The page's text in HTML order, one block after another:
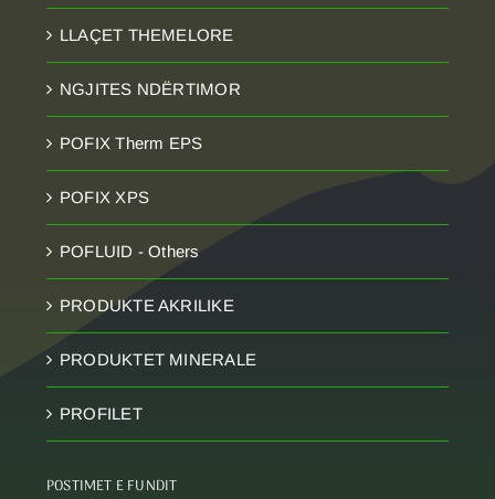
LLAÇET THEMELORE
NGJITES NDËRTIMOR
POFIX Therm EPS
POFIX XPS
POFLUID - Others
PRODUKTE AKRILIKE
PRODUKTET MINERALE
PROFILET
POSTIMET E FUNDIT